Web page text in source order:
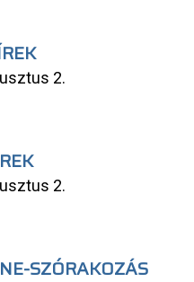
2.
2.
SZÓRAKOZÁS